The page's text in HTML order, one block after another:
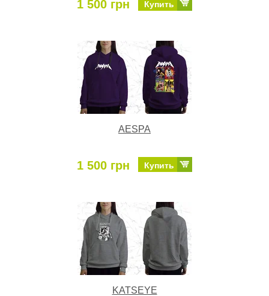
1 500 грн Купить
AESPA
1 500 грн Купить
KATSEYE